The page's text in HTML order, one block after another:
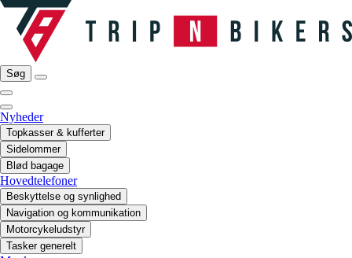
Søg
Nyheder
Topkasser & kufferter
Sidelommer
Blød bagage
Hovedtelefoner
Beskyttelse og synlighed
Navigation og kommunikation
Motorcykeludstyr
Tasker generelt